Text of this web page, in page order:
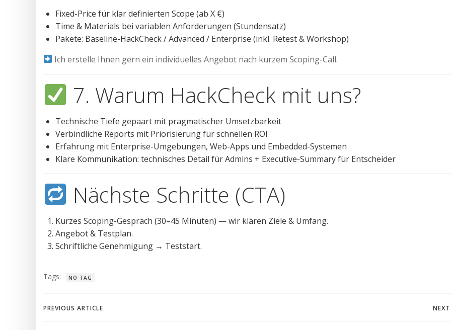
Fixed-Price für klar definierten Scope (ab X €)
Time & Materials bei variablen Anforderungen (Stundensatz)
Pakete: Baseline-HackCheck / Advanced / Enterprise (inkl. Retest & Workshop)
Ich erstelle Ihnen gern ein individuelles Angebot nach kurzem Scoping-Call.
7. Warum HackCheck mit uns?
Technische Tiefe gepaart mit pragmatischer Umsetzbarkeit
Verbindliche Reports mit Priorisierung für schnellen ROI
Erfahrung mit Enterprise-Umgebungen, Web-Apps und Embedded-Systemen
Klare Kommunikation: technisches Detail für Admins + Executive-Summary für Entscheider
Nächste Schritte (CTA)
Kurzes Scoping-Gespräch (30–45 Minuten) — wir klären Ziele & Umfang.
Angebot & Testplan.
Schriftliche Genehmigung → Teststart.
Tags: NO TAG
Post
PREVIOUS ARTICLE